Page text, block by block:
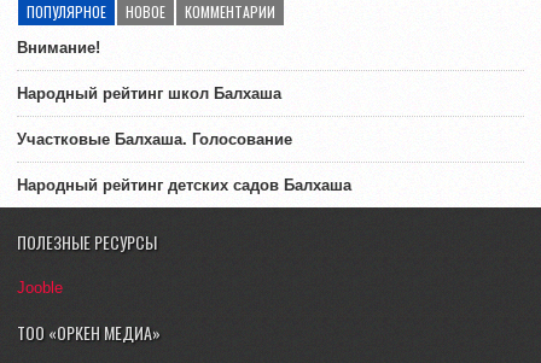
ПОПУЛЯРНОЕ НОВОЕ КОММЕНТАРИИ
Внимание!
Народный рейтинг школ Балхаша
Участковые Балхаша. Голосование
Народный рейтинг детских садов Балхаша
ПОЛЕЗНЫЕ РЕСУРСЫ
Jooble
ТОО «ОРКЕН МЕДИА»